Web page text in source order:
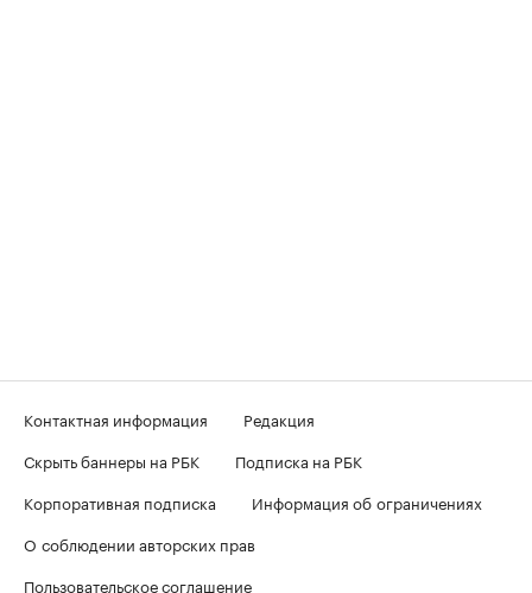
Контактная информация
Редакция
Скрыть баннеры на РБК
Подписка на РБК
Корпоративная подписка
Информация об ограничениях
О соблюдении авторских прав
Пользовательское соглашение